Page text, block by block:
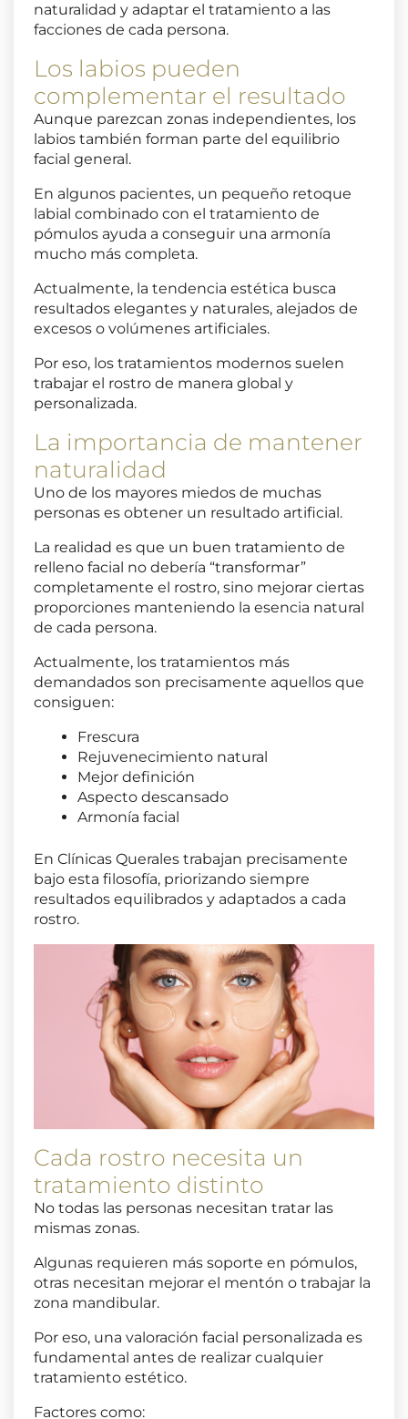
naturalidad y adaptar el tratamiento a las
facciones de cada persona.
Los labios pueden
complementar el resultado
Aunque parezcan zonas independientes, los
labios también forman parte del equilibrio
facial general.
En algunos pacientes, un pequeño retoque
labial combinado con el tratamiento de
pómulos ayuda a conseguir una armonía
mucho más completa.
Actualmente, la tendencia estética busca
resultados elegantes y naturales, alejados de
excesos o volúmenes artificiales.
Por eso, los tratamientos modernos suelen
trabajar el rostro de manera global y
personalizada.
La importancia de mantener
naturalidad
Uno de los mayores miedos de muchas
personas es obtener un resultado artificial.
La realidad es que un buen tratamiento de
relleno facial no debería “transformar”
completamente el rostro, sino mejorar ciertas
proporciones manteniendo la esencia natural
de cada persona.
Actualmente, los tratamientos más
demandados son precisamente aquellos que
consiguen:
Frescura
Rejuvenecimiento natural
Mejor definición
Aspecto descansado
Armonía facial
EnClínicas Querales trabajan precisamente
bajo esta filosofía, priorizando siempre
resultados equilibrados y adaptados a cada
rostro.
Cada rostro necesita un
tratamiento distinto
No todas las personas necesitan tratar las
mismas zonas.
Algunas requieren más soporte en pómulos,
otras necesitan mejorar el mentón o trabajar la
zona mandibular.
Por eso, una valoración facial personalizada es
fundamental antes de realizar cualquier
tratamiento estético.
Factores como: